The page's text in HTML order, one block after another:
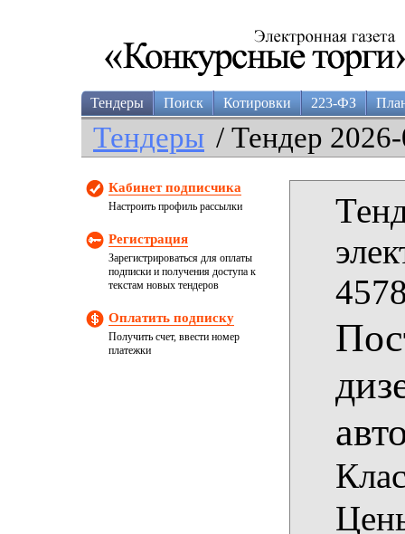
Тендеры Поиск Котировки 223-ФЗ
Тендеры / Тендер
Кабинет подписчика
Настроить профиль рассылки
Регистрация
Зарегистрироваться для оплаты
подписки и получения доступа к
текстам новых тендеров
Оплатить подписку
Получить счет, ввести номер
платежки